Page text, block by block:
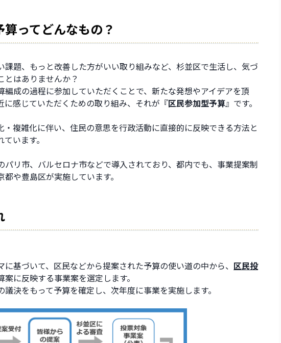
ってどんなもの？
課題、もっと改善した方がいい取り組みなど、杉並区で生活し、気づ
とはありませんか？
編成の過程に参加していただくことで、新たな発想やアイデアを頂
に感じていただくための取り組み、それが『区民参加型予算』です。
・複雑化に伴い、住民の意思を行政活動に直接的に反映できる方法と
います。
パリ市、バルセロナ市などで導入されており、都内でも、事業提案制
や豊島区が実施しています。
に基づいて、区民などから提案された予算の使い道の中から、 区民投
に反映する事業案を選定します。
議決をもって予算を確定し、次年度に事業を実施します。